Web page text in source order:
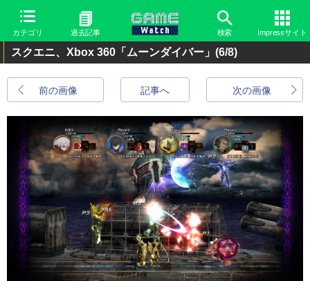
カテゴリ 過去記事 検索 Impressサイト
スクエニ、Xbox 360「ムーンダイバー」 (6/8)
前の画像 次の画像
記事へ